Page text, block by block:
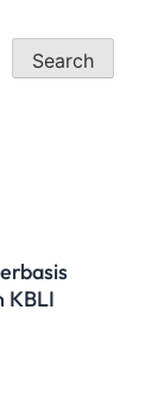
Search
KBLI